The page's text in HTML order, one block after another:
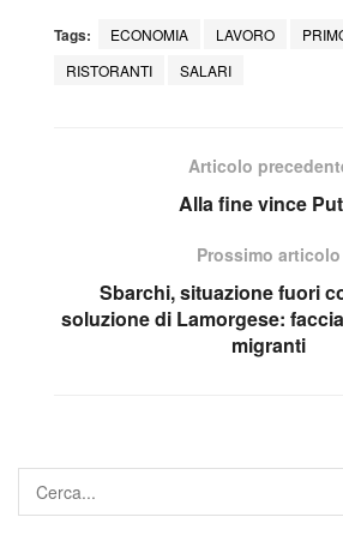
Tags: ECONOMIA LAVORO
RISTORANTI
SALARI
Articolo
Alla fine vince
Prossimo articolo
Sbarchi, situazione fuori
soluzione di Lamorgese:
migranti